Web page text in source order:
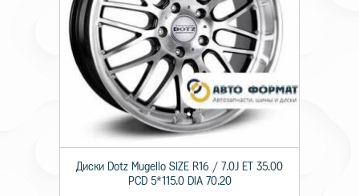
Диски Dotz Mugello SIZE R16 / 7.0J ET 35.00
PCD 5*115.0 DIA 70.20